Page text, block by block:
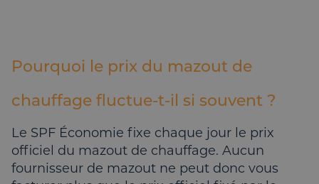
Pourquoi le prix du mazout de
chauffage fluctue-t-il si souvent ?
Le SPF Économie fixe chaque jour le prix
officiel du mazout de chauffage. Aucun
fournisseur de mazout ne peut donc vous